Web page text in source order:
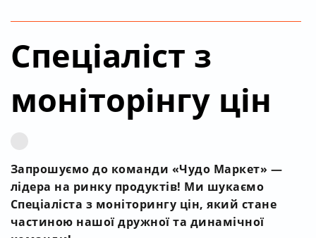
Спеціаліст з
моніторінгу цін
Запрошуємо до команди «Чудо Маркет» —
лідера на ринку продуктів! Ми шукаємо
Спеціаліста з моніторингу цін, який стане
частиною нашої дружної та динамічної